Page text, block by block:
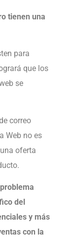
tienen una
para
que los
se
correo
Web no es
oferta
del
y más
con la